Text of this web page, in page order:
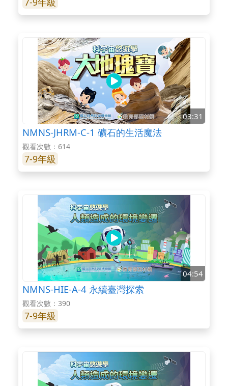
03:31
NMNS-JHRM-C-1 礦石的生活魔法
觀看次數：614
7-9年級
04:54
NMNS-HIE-A-4 永續臺灣探索
觀看次數：390
7-9年級